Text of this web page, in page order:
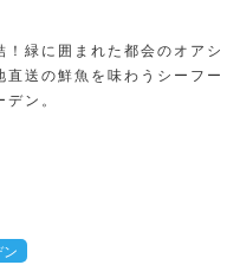
！緑に囲まれた都会のオアシ
直送の鮮魚を味わうシーフー
ン。